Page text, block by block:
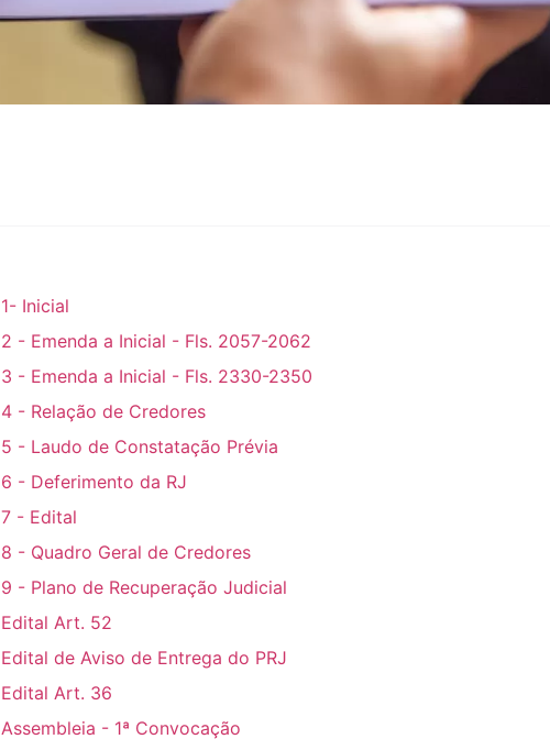
1- Inicial
2 - Emenda a Inicial - Fls. 2057-2062
3 - Emenda a Inicial - Fls. 2330-2350
4 - Relação de Credores
5 - Laudo de Constatação Prévia
6 - Deferimento da RJ
7 - Edital
8 - Quadro Geral de Credores
9 - Plano de Recuperação Judicial
Edital Art. 52
Edital de Aviso de Entrega do PRJ
Edital Art. 36
Assembleia - 1ª Convocação